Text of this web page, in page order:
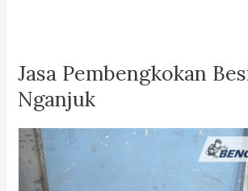
Jasa Pembengkokan
Nganjuk